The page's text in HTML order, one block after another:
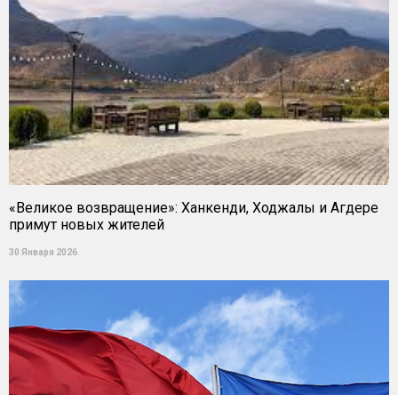
«Великое возвращение»: Ханкенди, Ходжалы и Агдере
примут новых жителей
30 Января 2026